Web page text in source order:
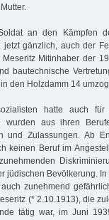
an den Kämpfen
gänzlich, auch der
Mitinhaber der
bautechnische
den Holzdamm 14
hatte auch
wurden aus ihren
und Zulassungen. Ab
keinen Beruf im
jüdischen Bevölkerung.
zunehmend
(* 2.10.1913), die
tätig war, im Juni